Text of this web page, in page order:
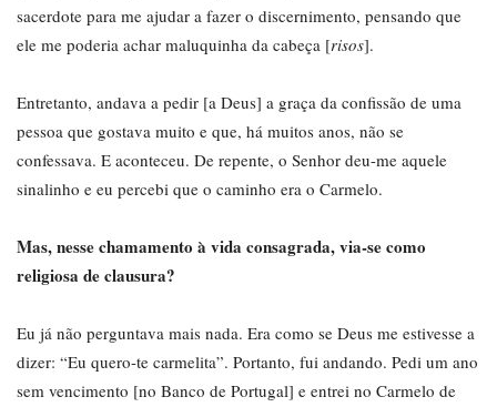
sacerdote para me ajudar a fazer o discernimento, pensando que
ele me poderia achar maluquinha da cabeça [risos].
Entretanto, andava a pedir [a Deus] a graça da confissão de uma
pessoa que gostava muito e que, há muitos anos, não se
confessava. E aconteceu. De repente, o Senhor deu-me aquele
sinalinho e eu percebi que o caminho era o Carmelo.
Mas, nesse chamamento à vida consagrada, via-se como
religiosa de clausura?
Eu já não perguntava mais nada. Era como se Deus me estivesse a
dizer: “Eu quero-te carmelita”. Portanto, fui andando. Pedi um ano
sem vencimento [no Banco de Portugal] e entrei no Carmelo de